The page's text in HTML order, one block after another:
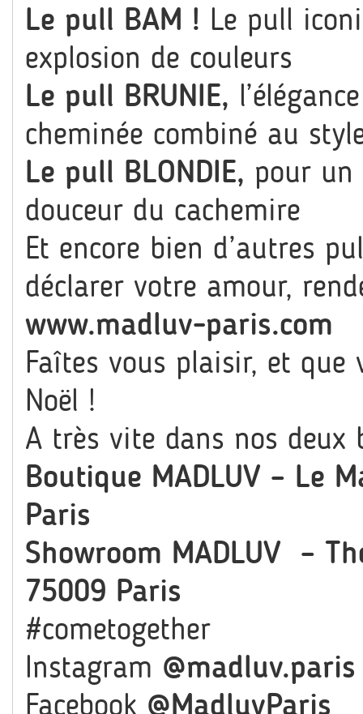
Le pull BAM ! Le pull
explosion de couleurs
Le pull BRUNIE,
cheminée combiné au
Le pull BLONDIE, pour un
douceur du cachemire
Et encore bien d’autres
déclarer votre amour,
www.madluv-paris.com
Faîtes vous plaisir, et
Noël !
A très vite dans nos deux
Boutique MADLUV – Le
Paris
Showroom MADLUV –
75009 Paris
#cometogether
Instagram @madluv.paris
Facebook @MadluvParis